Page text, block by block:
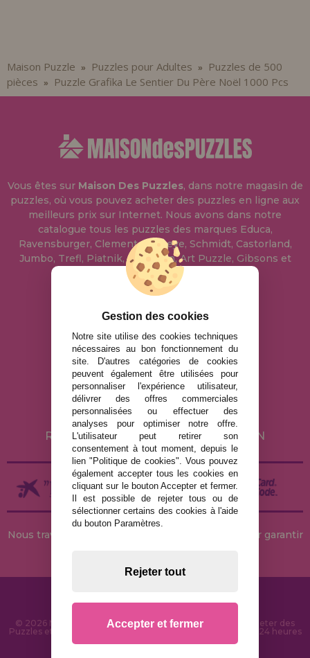
Maison Puzzle » Puzzles pour Adultes »
Puzzles de 500
pièces » Puzzle Grafika Le Sentier Du Père Noël 1000 Pcs
Vous êtes sur Maison Des Puzzles, dans notre magasin de
puzzles, où vous pouvez acheter des puzzles en ligne aux
meilleurs prix sur Internet. Nous avons dans notre
catalogue tous les puzzles des marques Educa,
Ravensburger, Clementoni, Heye, Schmidt, Castorland,
Jumbo, Trefl, Piatnik, Anatolian, Art Puzzle, Gibsons et
bien d'autres.
info@maisondespuzzles.fr
MENTIONS LÉGALES
POLITIQUE DE CONFIDENTIALITÉ
POLITIQUE DE COOKIES
LIVRAISON ET RETOUR
RETOURS / DROIT DE RÉTRACTATION
Nous travaillons avec des stocks permanents pour garantir
© 2026 MaisonDesPuzzles.fr - Boutique en ligne pour acheter des
Puzzles et des Casse-têtes sur Internet. Livraison rapide en 24 heures
Gestion des cookies
Notre site utilise des cookies techniques
nécessaires au bon fonctionnement du
site. D'autres catégories de cookies
peuvent également être utilisées pour
personnaliser l'expérience utilisateur,
délivrer des offres commerciales
personnalisées ou effectuer des
analyses pour optimiser notre offre.
L'utilisateur peut retirer son
consentement à tout moment, depuis le
lien "Politique de cookies". Vous pouvez
également accepter tous les cookies en
cliquant sur le bouton Accepter et fermer.
Il est possible de rejeter tous ou de
sélectionner certains des cookies à l'aide
du bouton Paramètres.
Rejeter tout
Accepter et fermer